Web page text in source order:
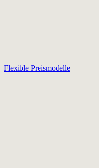
Flexible Preismodelle